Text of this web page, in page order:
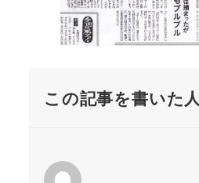
この記事を書いた人